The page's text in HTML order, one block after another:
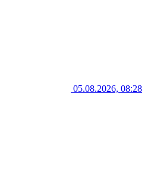
05.08.2026, 08:28